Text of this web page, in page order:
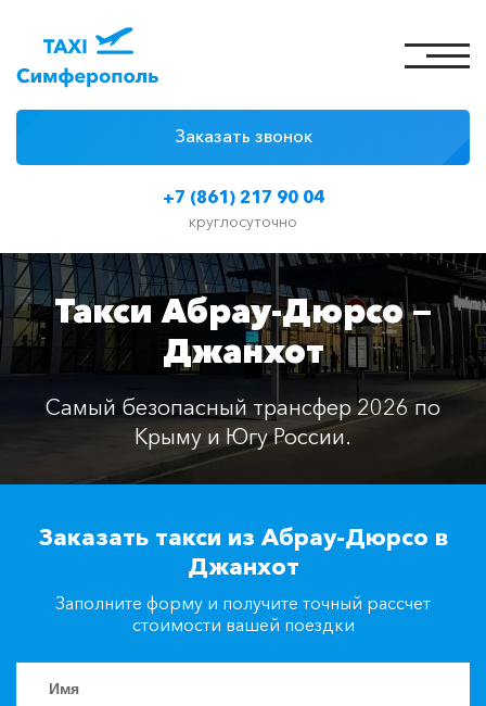
+7 (861) 217 90 04
круглосуточно
Заказать звонок
Цены на такси
Классы автомобилей
Отзывы
Контакты
+7(861)217-90-04
Заказать такси
Такси Абрау-Дюрсо —
Джанхот
Самый безопасный трансфер 2026 по
Крыму и Югу России.
Заказать такси из Абрау-Дюрсо в
Джанхот
Заполните форму и получите точный рассчет
стоимости вашей поездки